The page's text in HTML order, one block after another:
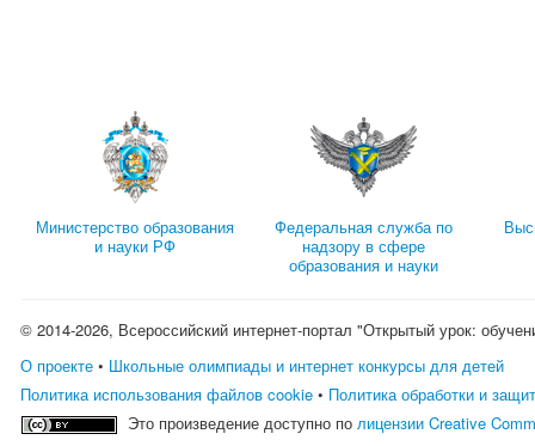
Министерство образования
и науки РФ
Федеральная служба по
надзору в сфере
образования и науки
© 2014-2026, Всероссийский интернет-портал "Открытый урок:
О проекте • Школьные олимпиады и интернет конкурсы для детей
Политика использования файлов cookie • Политика обработки и
Это произведение доступно полицензии Creative